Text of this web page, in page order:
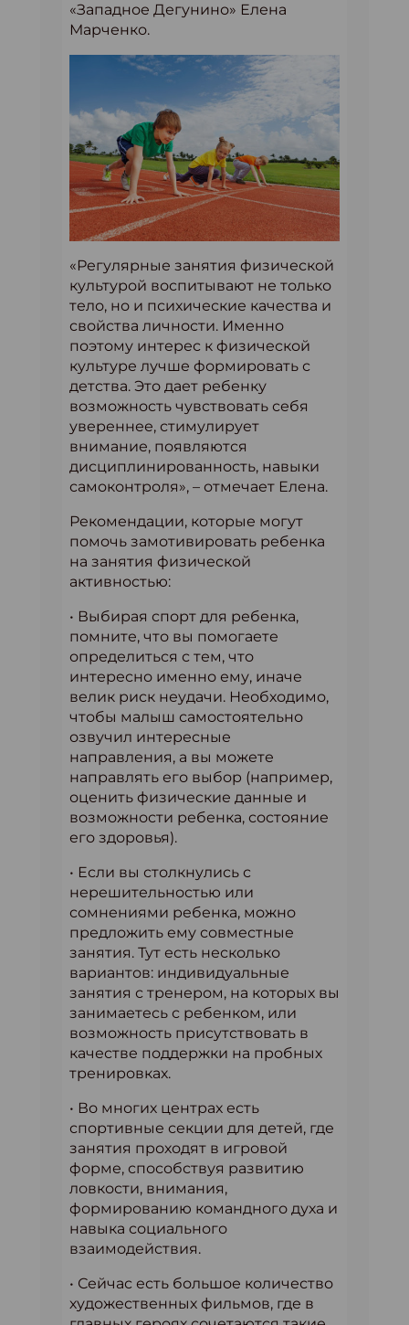
«Западное Дегунино» Елена
Марченко.
«Регулярные занятия физической
культурой воспитывают не только
тело, но и психические качества и
свойства личности. Именно
поэтому интерес к физической
культуре лучше формировать с
детства. Это дает ребенку
возможность чувствовать себя
увереннее, стимулирует
внимание, появляются
дисциплинированность, навыки
самоконтроля», – отмечает Елена.
Рекомендации, которые могут
помочь замотивировать ребенка
на занятия физической
активностью:
• Выбирая спорт для ребенка,
помните, что вы помогаете
определиться с тем, что
интересно именно ему, иначе
велик риск неудачи. Необходимо,
чтобы малыш самостоятельно
озвучил интересные
направления, а вы можете
направлять его выбор (например,
оценить физические данные и
возможности ребенка, состояние
его здоровья).
• Если вы столкнулись с
нерешительностью или
сомнениями ребенка, можно
предложить ему совместные
занятия. Тут есть несколько
вариантов: индивидуальные
занятия с тренером, на которых вы
занимаетесь с ребенком, или
возможность присутствовать в
качестве поддержки на пробных
тренировках.
• Во многих центрах есть
спортивные секции для детей, где
занятия проходят в игровой
форме, способствуя развитию
ловкости, внимания,
формированию командного духа и
навыка социального
взаимодействия.
• Сейчас есть большое количество
художественных фильмов, где в